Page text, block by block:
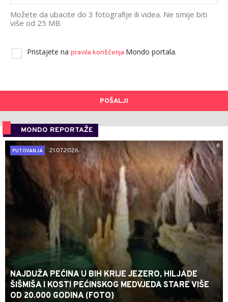
Možete da ubacite do 3 fotografije ili videa. Ne smije biti
više od 25 MB.
Pristajete na pravila korišćenja Mondo portala.
POŠALJI
MONDO REPORTAŽE
0
PUTOVANJA
21.07.2026.
NAJDUŽA PEĆINA U BIH KRIJE JEZERO, HILJADE
ŠIŠMIŠA I KOSTI PEĆINSKOG MEDVJEDA STARE VIŠE
OD 20.000 GODINA (FOTO)